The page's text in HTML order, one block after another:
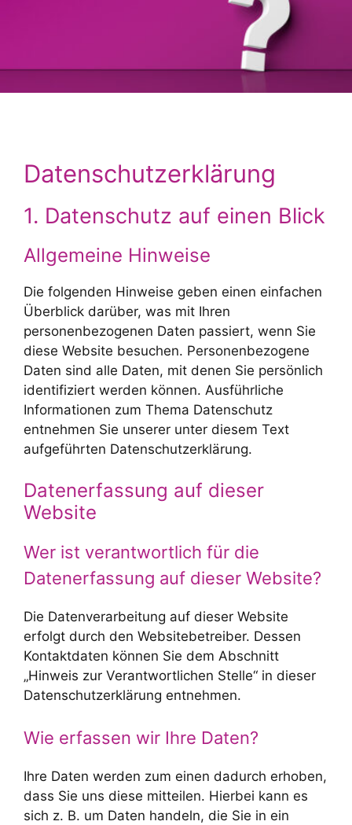
Datenschutz­erklärung
1. Datenschutz auf einen Blick
Allgemeine Hinweise
Die folgenden Hinweise geben einen einfachen
Überblick darüber, was mit Ihren
personenbezogenen Daten passiert, wenn Sie
diese Website besuchen. Personenbezogene
Daten sind alle Daten, mit denen Sie persönlich
identifiziert werden können. Ausführliche
Informationen zum Thema Datenschutz
entnehmen Sie unserer unter diesem Text
aufgeführten Datenschutzerklärung.
Datenerfassung auf dieser
Website
Wer ist verantwortlich für die
Datenerfassung auf dieser Website?
Die Datenverarbeitung auf dieser Website
erfolgt durch den Websitebetreiber. Dessen
Kontaktdaten können Sie dem Abschnitt
„Hinweis zur Verantwortlichen Stelle“ in dieser
Datenschutzerklärung entnehmen.
Wie erfassen wir Ihre Daten?
Ihre Daten werden zum einen dadurch erhoben,
dass Sie uns diese mitteilen. Hierbei kann es
sich z. B. um Daten handeln, die Sie in ein